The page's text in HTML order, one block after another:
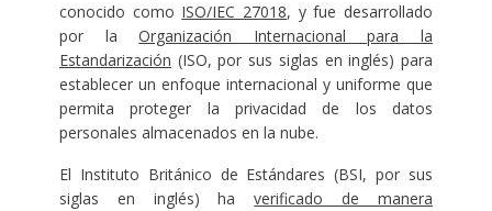
conocido como ISO/IEC 27018, y fue desarrollado
por laOrganización Internacional para la
Estandarización (ISO, por sus siglas en inglés) para
establecer un enfoque internacional y uniforme que
permita proteger la privacidad de los datos
personales almacenados en la nube.
El Instituto Británico de Estándares (BSI, por sus
siglas en inglés) haverificado de manera